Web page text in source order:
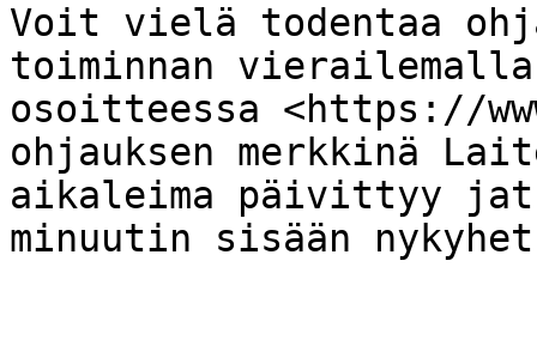
Voit vielä todentaa
toiminnan
osoitteessa <https://
ohjauksen merkkinä
aikaleima päivittyy